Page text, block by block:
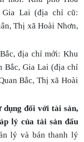
Gia Lai (địa chỉ cũ:
Thị xã Hoài Nhơn,
địa chỉ mới: Khu
Bắc, Gia Lai (địa chỉ
Bắc, Thị xã Hoài
dụng đối với tài sản,
lý của tài sản đấu
lý và bán thanh lý